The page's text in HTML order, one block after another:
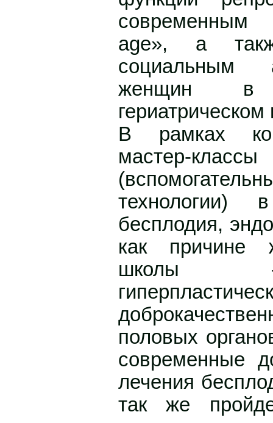
современным
age», а
социальным
женщин в
гериатрическом
В рамках
мастер-
технологии)
бесплодия,
как причине
школы -
половых
современные
лечения
так же